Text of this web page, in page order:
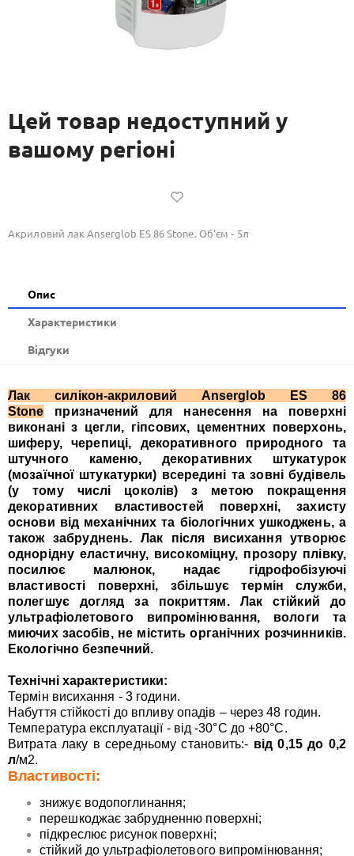
Цей товар недоступний у
вашому регіоні
Акриловий лак Anserglob ES 86 Stone. Об'єм - 5л
Опис
Xарактеристики
Відгуки
Лак силікон-акриловий Anserglob ES 86
Stone призначений для нанесення на поверхні
виконані з цегли, гіпсових, цементних поверхонь,
шиферу, черепиці, декоративного природного та
штучного каменю, декоративних штукатурок
(мозаїчної штукатурки) всередині та зовні будівель
(у тому числі цоколів)з метою покращення
декоративних властивостей поверхні, захисту
основи від механічних та біологічних ушкоджень, а
також забруднень. Лак після висихання утворює
однорідну еластичну, високоміцну, прозору плівку,
посилює малюнок, надає гідрофобізуючі
властивості поверхні, збільшує термін служби,
полегшує догляд за покриттям. Лак стійкий до
ультрафіолетового випромінювання, вологи та
миючих засобів, не містить органічних розчинників.
Екологічно безпечний.
Технічні характеристики:
Термін висихання - 3 години.
Набуття стійкості до впливу опадів – через 48 годин.
Температура експлуатації - від -30°С до +80°С.
Витрата лаку в середньому становить:- від 0,15 до 0,2
л/м2.
Властивості:
знижує водопоглинання;
перешкоджає забрудненню поверхні;
підкреслює рисунок поверхні;
стійкий до ультрафіолетового випромінювання;